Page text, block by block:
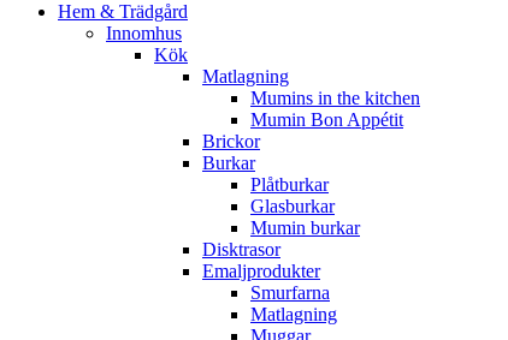
Hem & Trädgård
Innomhus
Kök
Matlagning
Mumins in the kitchen
Mumin Bon Appétit
Brickor
Burkar
Plåtburkar
Glasburkar
Mumin burkar
Disktrasor
Emaljprodukter
Smurfarna
Matlagning
Muggar